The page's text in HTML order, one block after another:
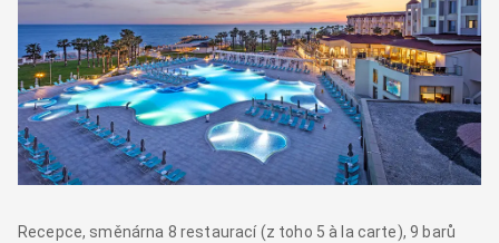
Recepce, směnárna 8 restaurací (z toho 5 à la carte), 9 barů